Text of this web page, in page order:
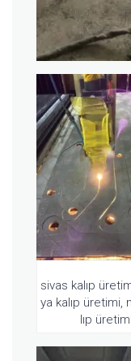
sivas kalıp
ya kalıp üretimi,
lıp